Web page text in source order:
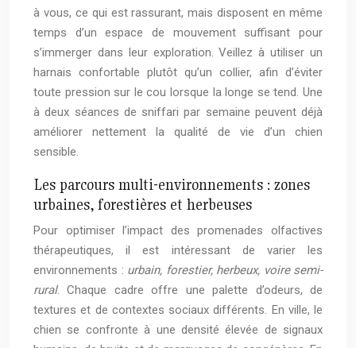
à vous, ce qui est rassurant, mais disposent en même
temps d’un espace de mouvement suffisant pour
s’immerger dans leur exploration. Veillez à utiliser un
harnais confortable plutôt qu’un collier, afin d’éviter
toute pression sur le cou lorsque la longe se tend. Une
à deux séances de sniffari par semaine peuvent déjà
améliorer nettement la qualité de vie d’un chien
sensible.
Les parcours multi-environnements : zones
urbaines, forestières et herbeuses
Pour optimiser l’impact des promenades olfactives
thérapeutiques, il est intéressant de varier les
environnements : urbain, forestier, herbeux, voire semi-
rural. Chaque cadre offre une palette d’odeurs, de
textures et de contextes sociaux différents. En ville, le
chien se confronte à une densité élevée de signaux